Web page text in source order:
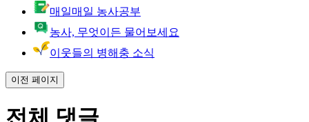
매일매일 농사공부
농사, 무엇이든 물어보세요
이웃들의 병해충 소식
이전 페이지